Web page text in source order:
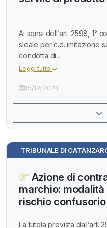
Ai sensi dell’art. 2598, 1°
sleale per c.d. imitazione
condotta di...
Leggi tutto
15/12/2024
TRIBUNALE DI
Azione di
marchio: modalità
rischio confusorio
La tutela prevista dall’art.